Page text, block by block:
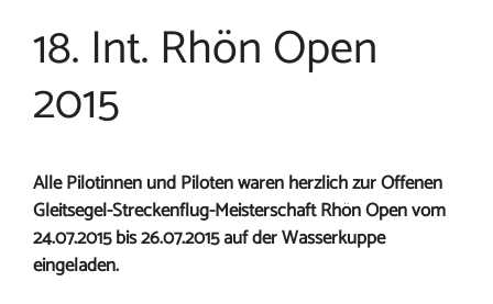
18. Int. Rhön Open
2015
Alle Pilotinnen und Piloten waren herzlich zur Offenen
Gleitsegel-Streckenflug-Meisterschaft Rhön Open vom
24.07.2015 bis 26.07.2015 auf der Wasserkuppe
eingeladen.